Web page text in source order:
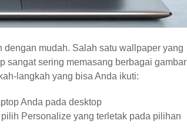
mudah. Salah satu wallpaper yang
sangat sering memasang berbagai gambar
langkah yang bisa Anda ikuti:
Anda pada desktop
Personalize yang terletak pada pilihan